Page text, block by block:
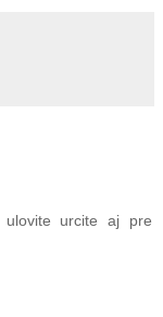
urcite aj pre